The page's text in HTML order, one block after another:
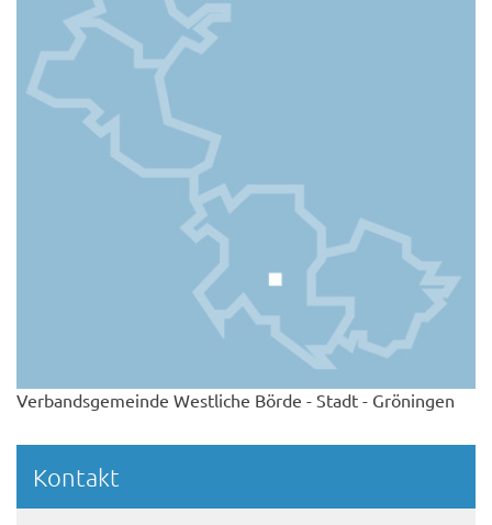
Verbandsgemeinde Westliche Börde - Stadt - Gröningen
Kontakt